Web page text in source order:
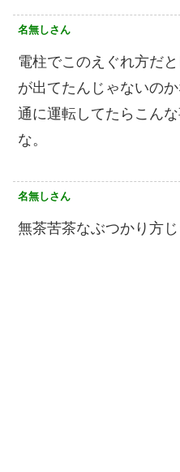
名無しさん
電柱でこのえぐれ方だ
が出てたんじゃないの
通に運転してたらこん
な。
名無しさん
無茶苦茶なぶつかり方じ